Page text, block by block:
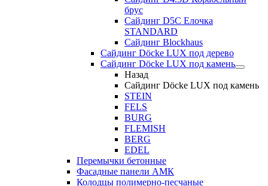
брус
Сайдинг D5С Елочка
STANDARD
Сайдинг Blockhaus
Сайдинг Döcke LUX под дерево
Сайдинг Döcke LUX под камень
Назад
Сайдинг Döcke LUX под камень
STEIN
FELS
BURG
FLEMISH
BERG
EDEL
Перемычки бетонные
Фасадные панели АМК
Колодцы полимерно-песчаные